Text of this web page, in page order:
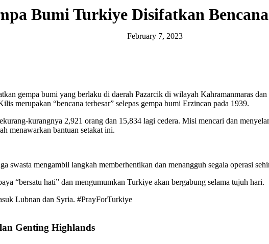
Bumi Turkiye Disifatkan
February 7, 2023
gempa bumi yang berlaku di daerah Pazarcik di wilayah Kahramanmaras
merupakan “bencana terbesar” selepas gempa bumi Erzincan pada 1939.
kurangnya 2,921 orang dan 15,834 lagi cedera. Misi mencari dan
menawarkan bantuan setakat ini.
swasta mengambil langkah memberhentikan dan menangguh segala operasi
“bersatu hati” dan mengumumkan Turkiye akan bergabung selama tujuh hari.
Lubnan dan Syria. #PrayForTurkiye
Genting Highlands